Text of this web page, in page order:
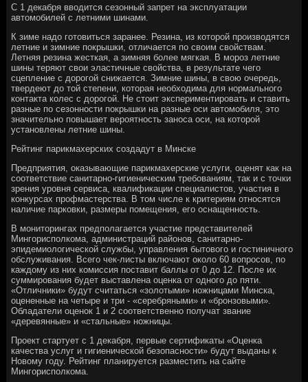
С 1 декабря вводится сезонный запрет на эксплуатации
автомобилей с летними шинами.
К зиме надо готовиться заранее. Резина, из которой производятся
летние и зимние покрышки, отличается по своим свойствам.
Летняя резина жесткая, а зимняя более мягкая. В мороз летние
шины теряют свои эластичные свойства, в результате чего
сцепление с дорогой снижается. Зимние шины, в свою очередь,
твердеют до той степени, которая необходима для нормального
контакта колес с дорогой. Не стоит экспериментировать и ставить
разные по сезонности покрышки на разные оси автомобиля, это
значительно повышает вероятность заноса оси, на которой
установлены летние шины.
Рейтинг парикмахерских создадут в Минске
Предприятия, оказывающие парикмахерские услуги, оценят как на
соответствие санитарно-гигиеническим требованиям, так и с точки
зрения уровня сервиса, квалификации специалистов, участия в
конкурсах профмастерства. В том числе к критериям относятся
наличие парковки, размеры помещения, его оснащенность.
В мониторингах предполагается участие представителей
Мингорисполкома, администраций районов, санитарно-
эпидемиологической службы, управления бытового и гостиничного
обслуживания. Всего чек-листы включают около 60 вопросов, по
каждому из них комиссия поставит баллы от 0 до 12. После их
суммирования будет выставлена оценка от одного до пяти.
«Отличники» будут считаться «золотыми» ножницами Минска,
оцененные на четыре и три - «серебряными» и «бронзовыми».
Обладатели оценок 1 и 2 соответственно получат звание
«деревянные» и «стальные» ножницы.
Проект стартует с 1 декабря, первые сертификаты «Оценка
качества услуг и гигиенической безопасности» будут выданы к
Новому году. Рейтинг планируется разместить на сайте
Мингорисполкома.